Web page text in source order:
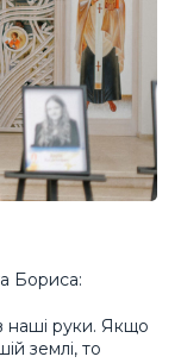
Бориса:
наші руки. Якщо
землі, то